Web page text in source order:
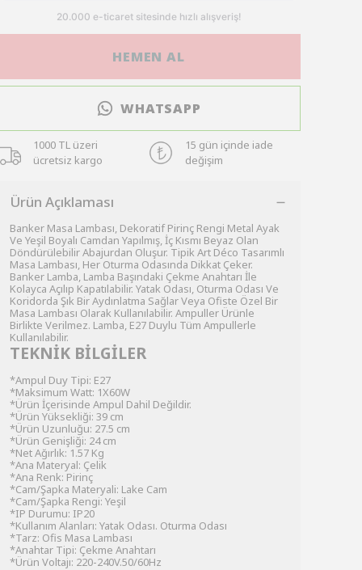
HEMEN AL
WHATSAPP
1000 TL üzeri
ücretsiz kargo
15 gün içinde iade
değişim
Ürün Açıklaması
Banker Masa Lambası, Dekoratif Pirinç Rengi Metal Ayak
Ve Yeşil Boyalı Camdan Yapılmış, İç Kısmı Beyaz Olan
Döndürülebilir Abajurdan Oluşur. Tipik Art Déco Tasarımlı
Masa Lambası, Her Oturma Odasında Dikkat Çeker.
Banker Lamba, Lamba Başındaki Çekme Anahtarı İle
Kolayca Açılıp Kapatılabilir. Yatak Odası, Oturma Odası Ve
Koridorda Şık Bir Aydınlatma Sağlar Veya Ofiste Özel Bir
Masa Lambası Olarak Kullanılabilir. Ampuller Ürünle
Birlikte Verilmez. Lamba, E27 Duylu Tüm Ampullerle
Kullanılabilir.
TEKNİK BİLGİLER
*Ampul Duy Tipi: E27
*Maksimum Watt: 1X60W
*Ürün İçerisinde Ampul Dahil Değildir.
*Ürün Yüksekliği: 39 cm
*Ürün Uzunluğu: 27.5 cm
*Ürün Genişliği: 24 cm
*Net Ağırlık: 1.57 Kg
*Ana Materyal: Çelik
*Ana Renk: Pirinç
*Cam/Şapka Materyali: Lake Cam
*Cam/Şapka Rengi: Yeşil
*IP Durumu: IP20
*Kullanım Alanları: Yatak Odası. Oturma Odası
*Tarz: Ofis Masa Lambası
*Anahtar Tipi: Çekme Anahtarı
*Ürün Voltajı: 220-240V.50/60Hz